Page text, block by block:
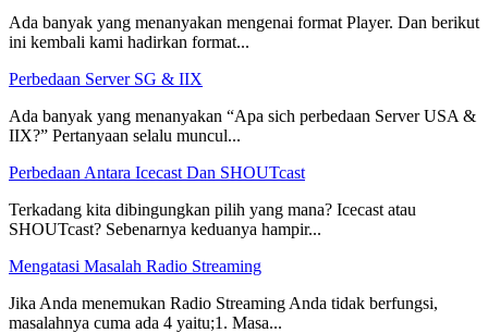
Ada banyak yang menanyakan mengenai format Player. Dan berikut
ini kembali kami hadirkan format...
Perbedaan Server SG & IIX
Ada banyak yang menanyakan “Apa sich perbedaan Server USA &
IIX?” Pertanyaan selalu muncul...
Perbedaan Antara Icecast Dan SHOUTcast
Terkadang kita dibingungkan pilih yang mana? Icecast atau
SHOUTcast? Sebenarnya keduanya hampir...
Mengatasi Masalah Radio Streaming
Jika Anda menemukan Radio Streaming Anda tidak berfungsi,
masalahnya cuma ada 4 yaitu;1. Masa...